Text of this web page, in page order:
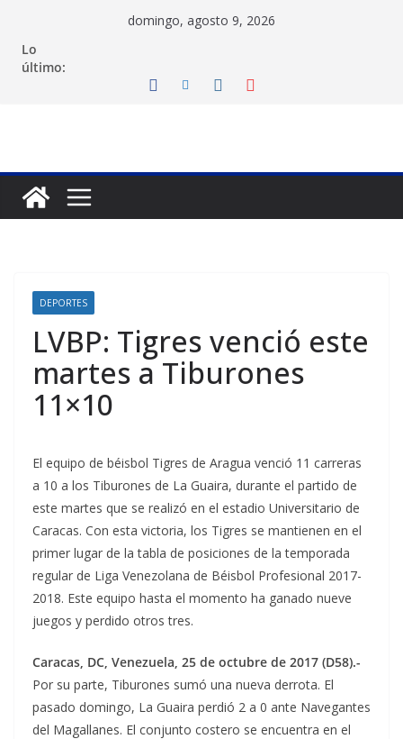
contenido
domingo, agosto 9, 2026
Lo
último:
DEPORTES
LVBP: Tigres venció este
martes a Tiburones
11×10
El equipo de béisbol Tigres de Aragua venció 11 carreras
a 10 a los Tiburones de La Guaira, durante el partido de
este martes que se realizó en el estadio Universitario de
Caracas. Con esta victoria, los Tigres se mantienen en el
primer lugar de la tabla de posiciones de la temporada
regular de Liga Venezolana de Béisbol Profesional 2017-
2018. Este equipo hasta el momento ha ganado nueve
juegos y perdido otros tres.
Caracas, DC, Venezuela, 25 de octubre de 2017 (D58).-
Por su parte, Tiburones sumó una nueva derrota. El
pasado domingo, La Guaira perdió 2 a 0 ante Navegantes
del Magallanes. El conjunto costero se encuentra en el